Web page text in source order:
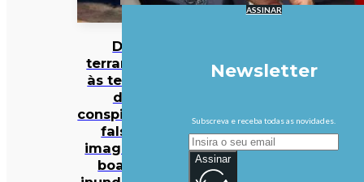
Do
terramoto
às teorias
da
conspiração:
falsas
imagens e
boatos
ASSINAR
Newsletter
Subscreva e receba todas as novidades.
Assinar